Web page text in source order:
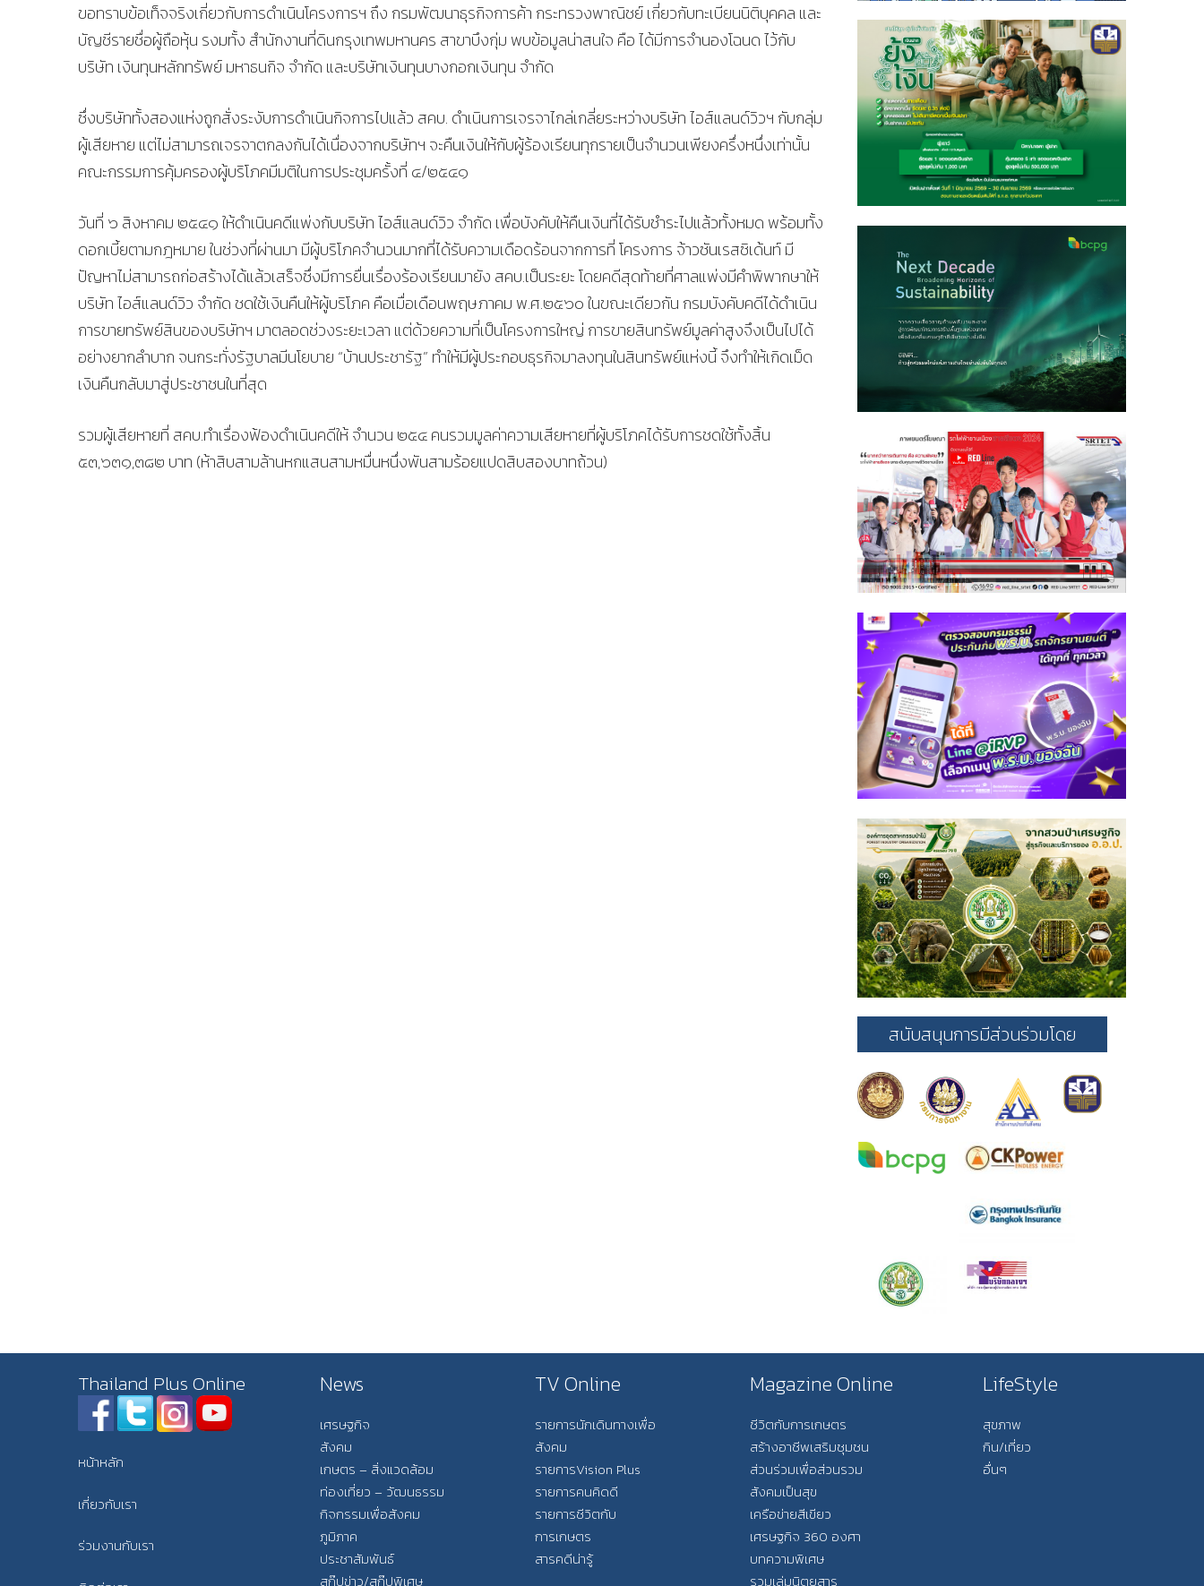
ขอทราบข้อเท็จจริงเกี่ยวกับการดำเนินโครงการฯ ถึง กรมพัฒนาธุรกิจการค้า กระทรวงพาณิชย์ เกี่ยวกับทะเบียนนิติบุคคล และ
บัญชีรายชื่อผู้ถือหุ้น รงมทั้ง สำนักงานที่ดินกรุงเทพมหานคร สาขาบึงกุ่ม พบข้อมูลน่าสนใจ คือ ได้มีการจำนองโฉนด ไว้กับ
บริษัท เงินทุนหลักทรัพย์ มหาธนกิจ จำกัด และบริษัทเงินทุนบางกอกเงินทุน จำกัด
ซึ่งบริษัททั้งสองแห่งถูกสั่งระงับการดำเนินกิจการไปแล้ว สคบ. ดำเนินการเจรจาไกล่เกลี่ยระหว่างบริษัท ไอส์แลนด์วิวฯ กับกลุ่ม
ผู้เสียหาย แต่ไม่สามารถเจรจาตกลงกันได้เนื่องจากบริษัทฯ จะคืนเงินให้กับผู้ร้องเรียนทุกรายเป็นจำนวนเพียงครึ่งหนึ่งเท่านั้น
คณะกรรมการคุ้มครองผู้บริโภคมีมติในการประชุมครั้งที่ ๔/๒๕๔๑
วันที่ ๖ สิงหาคม ๒๕๔๑ ให้ดำเนินคดีแพ่งกับบริษัท ไอส์แลนด์วิว จำกัด เพื่อบังคับให้คืนเงินที่ได้รับชำระไปแล้วทั้งหมด พร้อมทั้ง
ดอกเบี้ยตามกฎหมาย ในช่วงที่ผ่านมา มีผู้บริโภคจำนวนมากที่ได้รับความเดือดร้อนจากการที่ โครงการ จ้าวซันเรสซิเด้นท์ มี
ปัญหาไม่สามารถก่อสร้างได้แล้วเสร็จซึ่งมีการยื่นเรื่องร้องเรียนมายัง สคบ.เป็นระยะ โดยคดีสุดท้ายที่ศาลแพ่งมีคำพิพากษาให้
บริษัท ไอส์แลนด์วิว จำกัด ชดใช้เงินคืนให้ผู้บริโภค คือเมื่อเดือนพฤษภาคม พ.ศ.๒๕๖๐ ในขณะเดียวกัน กรมบังคับคดีได้ดำเนิน
การขายทรัพย์สินของบริษัทฯ มาตลอดช่วงระยะเวลา แต่ด้วยความที่เป็นโครงการใหญ่ การขายสินทรัพย์มูลค่าสูงจึงเป็นไปได้
อย่างยากลำบาก จนกระทั่งรัฐบาลมีนโยบาย “บ้านประชารัฐ” ทำให้มีผู้ประกอบธุรกิจมาลงทุนในสินทรัพย์แห่งนี้ จึงทำให้เกิดเม็ด
เงินคืนกลับมาสู่ประชาชนในที่สุด
รวมผู้เสียหายที่ สคบ.ทำเรื่องฟ้องดำเนินคดีให้ จำนวน ๒๕๔ คนรวมมูลค่าความเสียหายที่ผู้บริโภคได้รับการชดใช้ทั้งสิ้น
๕๓,๖๓๑,๓๘๒ บาท (ห้าสิบสามล้านหกแสนสามหมื่นหนึ่งพันสามร้อยแปดสิบสองบาทถ้วน)
สนับสนุนการมีส่วนร่วมโดย
Thailand Plus Online
หน้าหลัก
เกี่ยวกับเรา
ร่วมงานกับเรา
News
เศรษฐกิจ
สังคม
เกษตร – สิ่งแวดล้อม
ท่องเที่ยว – วัฒนธรรม
กิจกรรมเพื่อสังคม
ภูมิภาค
ประชาสัมพันธ์
สกู๊ปข่าว/สกู๊ปพิเศษ
TV Online
รายการนักเดินทางเพื่อ
สังคม
รายการVision Plus
รายการคนคิดดี
รายการชีวิตกับ
การเกษตร
สารคดีน่ารู้
Magazine Online
ชีวิตกับการเกษตร
สร้างอาชีพเสริมชุมชน
ส่วนร่วมเพื่อส่วนรวม
สังคมเป็นสุข
เครือข่ายสีเขียว
เศรษฐกิจ 360 องศา
บทความพิเศษ
รวมเล่มนิตยสาร
LifeStyle
สุขภาพ
กิน/เที่ยว
อื่นๆ